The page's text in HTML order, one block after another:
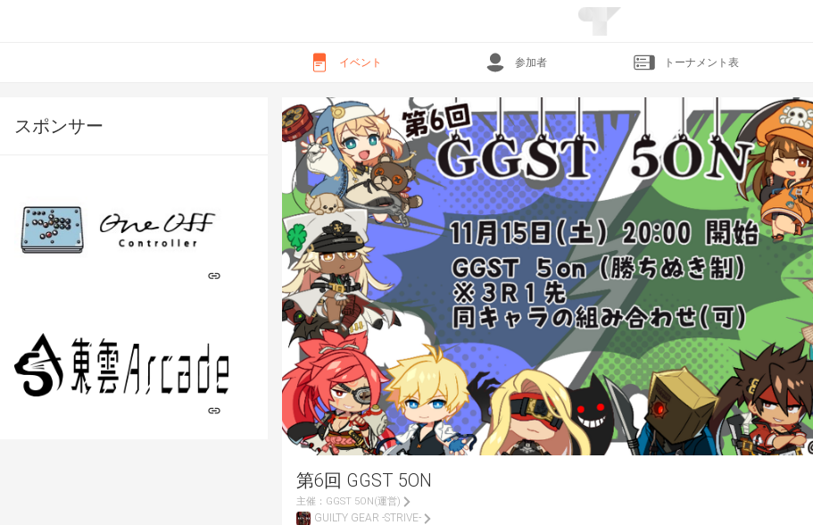
スポンサー
第6回 GGST 5ON
主催： GGST 5ON(運営)
GUILTY GEAR -STRIVE-
イベント 参加者 トーナメント表